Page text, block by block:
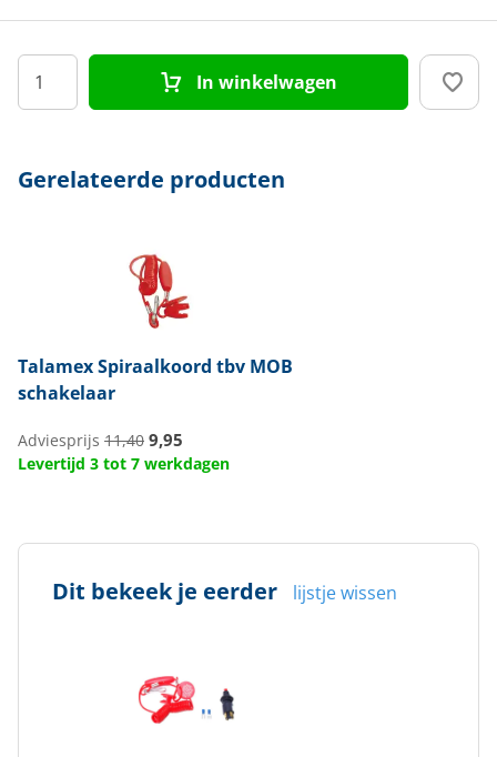
In winkelwagen
Gerelateerde producten
TalamexSpiraalkoord tbv MOB
schakelaar
Adviesprijs 11,40 9,95
Levertijd 3 tot 7 werkdagen
Dit bekeek je eerder lijstje wissen